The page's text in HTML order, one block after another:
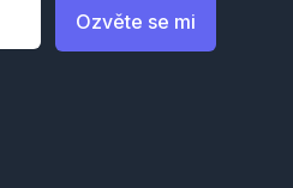
Ozvěte se mi